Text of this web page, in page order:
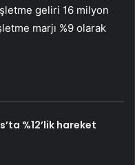
geliri 16 milyon
marjı %9 olarak
%12’lik hareket